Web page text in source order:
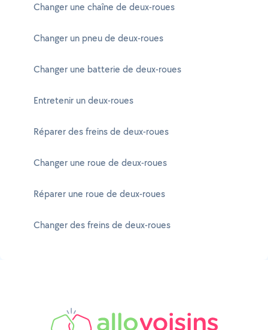
Changer une chaîne de deux-roues
Changer un pneu de deux-roues
Changer une batterie de deux-roues
Entretenir un deux-roues
Réparer des freins de deux-roues
Changer une roue de deux-roues
Réparer une roue de deux-roues
Changer des freins de deux-roues